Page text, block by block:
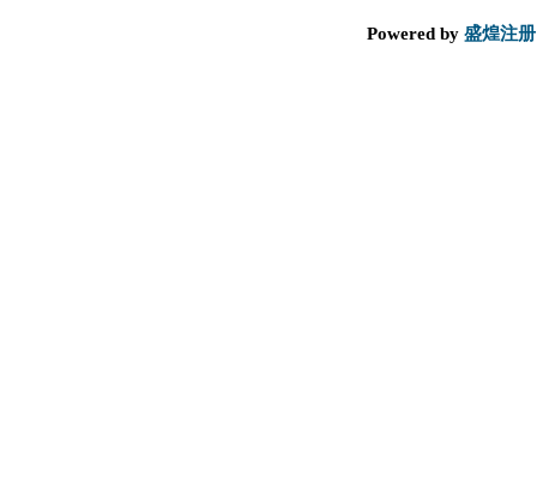
Powered by 盛煌注册